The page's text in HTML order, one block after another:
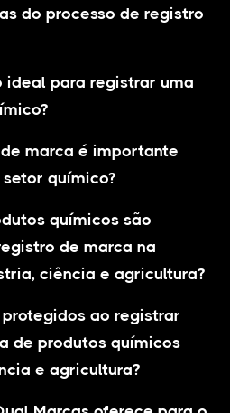
do processo de registro
ideal para registrar uma
marca é importante
químico?
químicos são
de marca na
ciência e agricultura?
ao registrar
de produtos químicos
e agricultura?